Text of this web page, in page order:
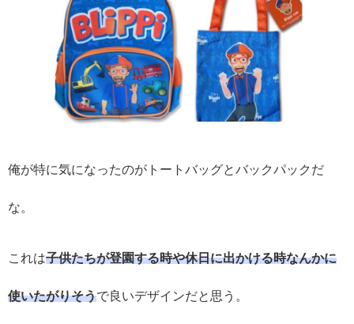
俺が特に気になったのがトートバッグとバックパックだ
な。
これは子供たちが登園する時や休日に出かける時なんかに
使いたがりそうで良いデザインだと思う。